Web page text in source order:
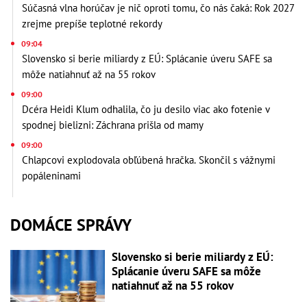
Súčasná vlna horúčav je nič oproti tomu, čo nás čaká: Rok 2027
zrejme prepíše teplotné rekordy
09:04
Slovensko si berie miliardy z EÚ: Splácanie úveru SAFE sa
môže natiahnuť až na 55 rokov
09:00
Dcéra Heidi Klum odhalila, čo ju desilo viac ako fotenie v
spodnej bielizni: Záchrana prišla od mamy
09:00
Chlapcovi explodovala obľúbená hračka. Skončil s vážnymi
popáleninami
DOMÁCE SPRÁVY
Slovensko si berie miliardy z EÚ:
Splácanie úveru SAFE sa môže
natiahnuť až na 55 rokov